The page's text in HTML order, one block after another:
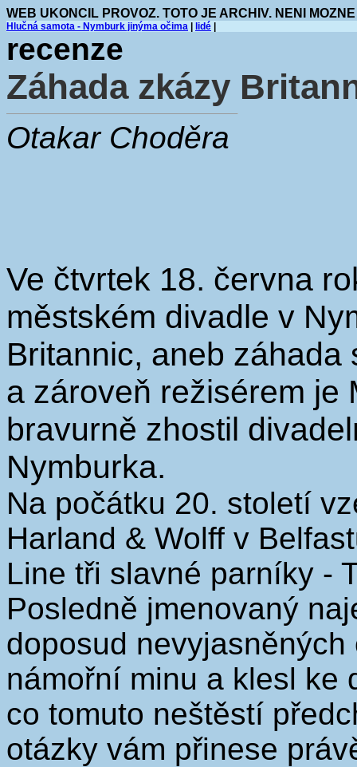
WEB UKONCIL PROVOZ. TOTO JE ARCHIV. NENI
Hlučná samota - Nymburk jinýma očima lidé
recenze
Záhada zkázy
Otakar Choděra
Ve čtvrtek 18. června
městském divadle v
Britannic, aneb
a zároveň režisérem je
bravurně zhostil
Nymburka.
Na počátku 20. století
Harland & Wolff v
Line tři slavné parníky -
Posledně jmenovaný
doposud
námořní minu a klesl ke
co tomuto neštěstí
otázky vám přinese